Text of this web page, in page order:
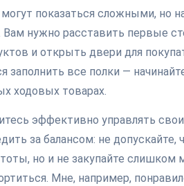
показаться сложными, но
Вам нужно расставить первые
и открыть двери для
заполнить все полки —
ходовых товарах.
эффективно управлять
за балансом: не допускайте,
но и не закупайте слишком
Мне, например,